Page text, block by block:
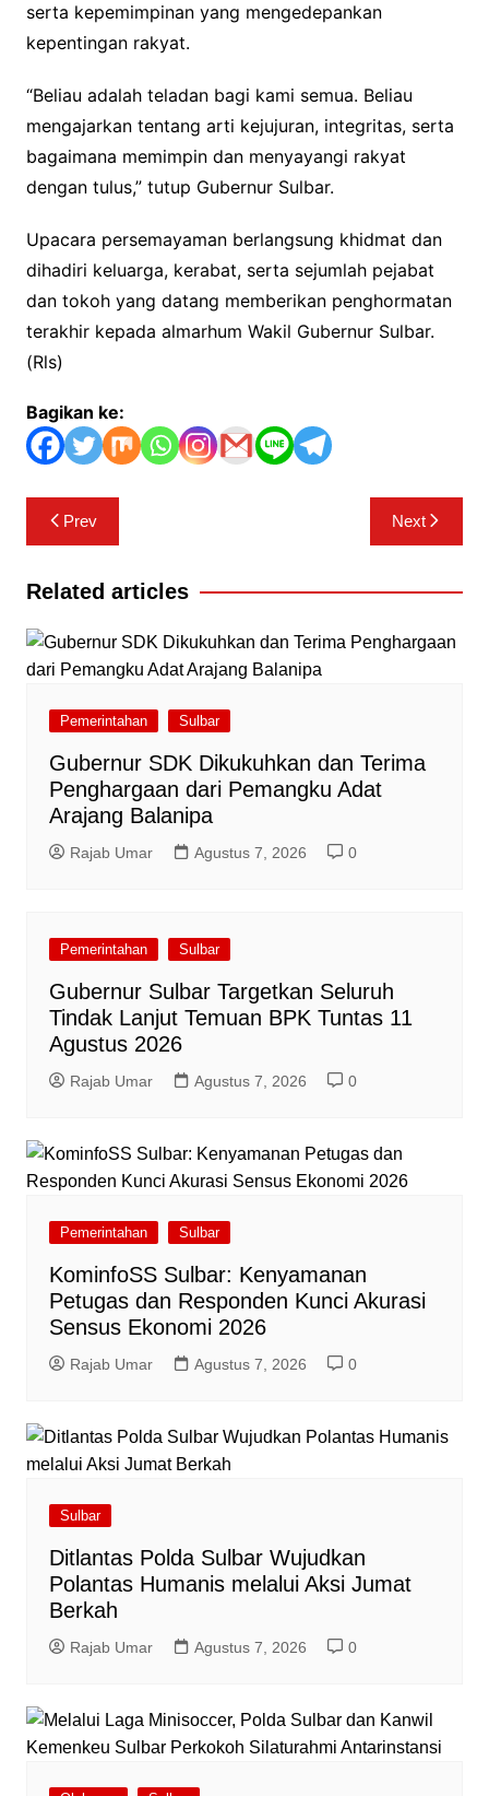
serta kepemimpinan yang mengedepankan
kepentingan rakyat.
“Beliau adalah teladan bagi kami semua. Beliau
mengajarkan tentang arti kejujuran, integritas, serta
bagaimana memimpin dan menyayangi rakyat
dengan tulus,” tutup Gubernur Sulbar.
Upacara persemayaman berlangsung khidmat dan
dihadiri keluarga, kerabat, serta sejumlah pejabat
dan tokoh yang datang memberikan penghormatan
terakhir kepada almarhum Wakil Gubernur Sulbar.
(Rls)
Bagikan ke:
Navigasi
pos
Prev Next
Related articles
Pemerintahan Sulbar
Gubernur SDK Dikukuhkan dan Terima
Penghargaan dari Pemangku Adat
Arajang Balanipa
Rajab Umar Agustus 7, 2026 0
Pemerintahan Sulbar
Gubernur Sulbar Targetkan Seluruh
Tindak Lanjut Temuan BPK Tuntas 11
Agustus 2026
Rajab Umar Agustus 7, 2026 0
Pemerintahan Sulbar
KominfoSS Sulbar: Kenyamanan
Petugas dan Responden Kunci Akurasi
Sensus Ekonomi 2026
Rajab Umar Agustus 7, 2026 0
Sulbar
Ditlantas Polda Sulbar Wujudkan
Polantas Humanis melalui Aksi Jumat
Berkah
Rajab Umar Agustus 7, 2026 0